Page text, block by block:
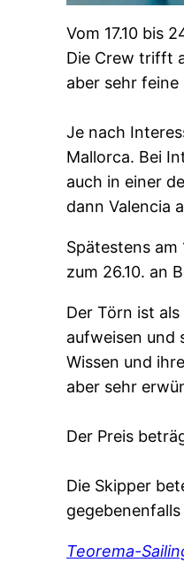
Vom 17.10 bis
Die Crew trifft
aber sehr
Je nach
Mallorca. Bei
auch in einer
dann Valencia
Spätestens am
zum 26.10. an
Der Törn ist
aufweisen und
Wissen und
aber sehr
Der Preis
Die Skipper
Teorema-